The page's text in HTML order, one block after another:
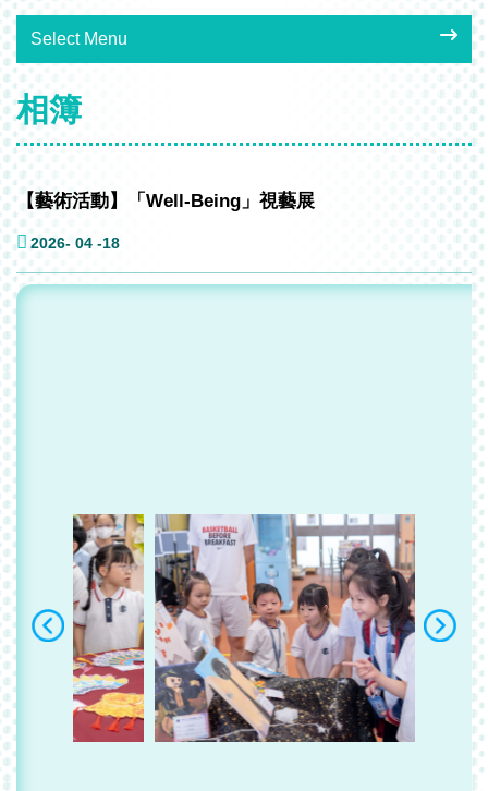
Select Menu
相簿
【藝術活動】「Well-Being」視藝展
2026- 04 -18